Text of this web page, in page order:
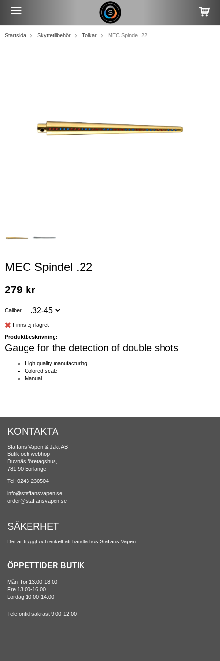
Startsida Skyttetillbehör Tolkar MEC Spindel .22
MEC Spindel .22
279 kr
Caliber
Finns ej i lagret
Produktbeskrivning:
Gauge for the detection of double shots
High quality manufacturing
Colored scale
Manual
KONTAKTA
Staffans Vapen & Jakt AB
Butik och webhop
Duvnäs företagshus,
781 90 Borlänge
Tel: 0243-230504
info@staffansvapen.se
order@staffansvapen.se
SÄKERHET
Det är tryggt och enkelt att handla hos Staffans Vapen.
ÖPPETTIDER BUTIK
Mån-Tor 13.00-18.00
Fre 13.00-16.00
Lördag 10.00-14.00
Telefontid säkrast 9.00-12.00